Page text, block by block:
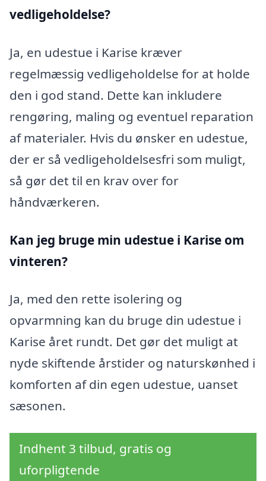
vedligeholdelse?
Ja, en udestue i Karise kræver
regelmæssig vedligeholdelse for at holde
den i god stand. Dette kan inkludere
rengøring, maling og eventuel reparation
af materialer. Hvis du ønsker en udestue,
der er så vedligeholdelsesfri som muligt,
så gør det til en krav over for
håndværkeren.
Kan jeg bruge min udestue i Karise om
vinteren?
Ja, med den rette isolering og
opvarmning kan du bruge din udestue i
Karise året rundt. Det gør det muligt at
nyde skiftende årstider og naturskønhed i
komforten af din egen udestue, uanset
sæsonen.
Indhent 3 tilbud, gratis og
uforpligtende